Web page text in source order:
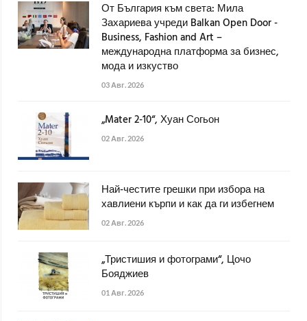
От България към света: Мила
Захариева учреди Balkan Open Door -
Business, Fashion and Art –
международна платформа за бизнес,
мода и изкуство
03 Авг. 2026
„Mater 2-10“, Хуан Согьон
02 Авг. 2026
Най-честите грешки при избора на
хавлиени кърпи и как да ги избегнем
02 Авг. 2026
„Тристишия и фотограми“, Цочо
Бояджиев
01 Авг. 2026